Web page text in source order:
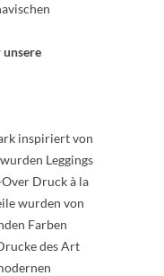
inspiriert von
Leggings
Druck à la
wurden von
Farben
des Art